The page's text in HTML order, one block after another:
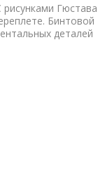
Гюстава
Бинтовой
деталей